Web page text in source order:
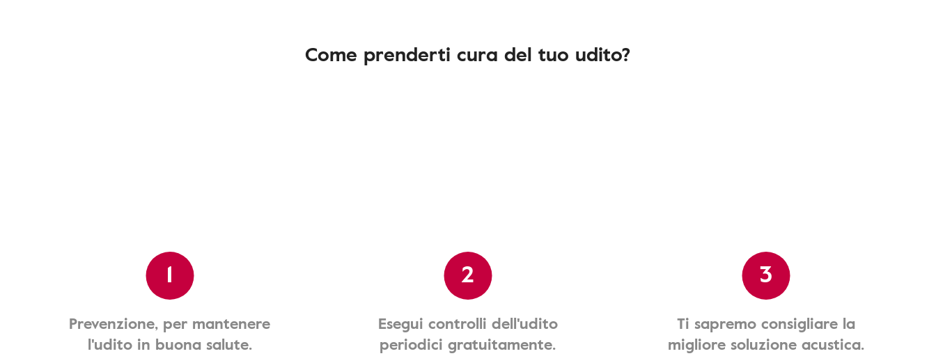
Come prenderti cura del tuo udito?
1
Prevenzione, per mantenere
l'udito in buona salute.
2
Esegui controlli dell'udito
periodici gratuitamente.
3
Ti sapremo consigliare la
migliore soluzione acustica.